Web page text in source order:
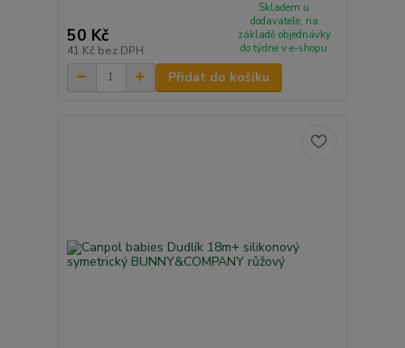
50 Kč
41 Kč bez DPH
Skladem u
dodavatele, na
základě objednávky
do týdne v e-shopu
Přidat do košíku